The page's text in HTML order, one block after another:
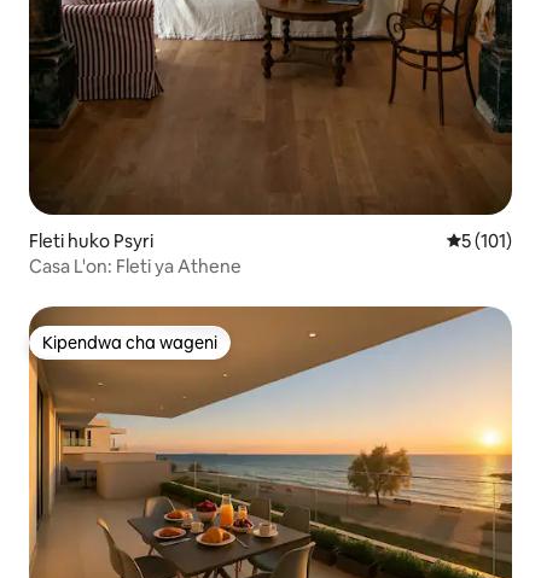
Fleti huko Psyri Ukadiriaji
5 (101)
Casa L'on: Fleti ya Athene
Kipendwa cha wageni
Kipendwa cha wageni